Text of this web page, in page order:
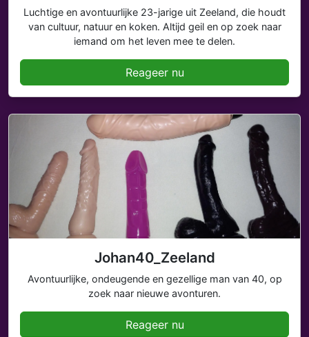
Luchtige en avontuurlijke 23-jarige uit Zeeland, die houdt
van cultuur, natuur en koken. Altijd geil en op zoek naar
iemand om het leven mee te delen.
Reageer nu
Johan40_Zeeland
Avontuurlijke, ondeugende en gezellige man van 40, op
zoek naar nieuwe avonturen.
Reageer nu